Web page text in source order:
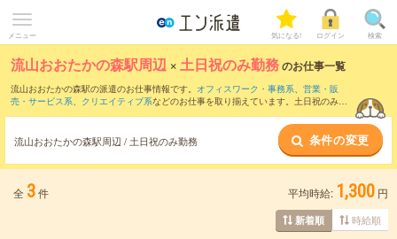
メニュー 気になる! ログイン 検索
流山おおたかの森駅周辺 ×土日祝のみ勤務のお仕事一覧
流山おおたかの森駅の派遣のお仕事情報です。 オフィスワーク・事務系、 営業・販
売・サービス系、 クリエイティブ系などのお仕事を取り揃えています。土日祝のみ勤
流山おおたかの森駅周辺 / 土日祝のみ勤務 条件の変更
全 3件 平均時給: 1,300 円
新着順 時給順